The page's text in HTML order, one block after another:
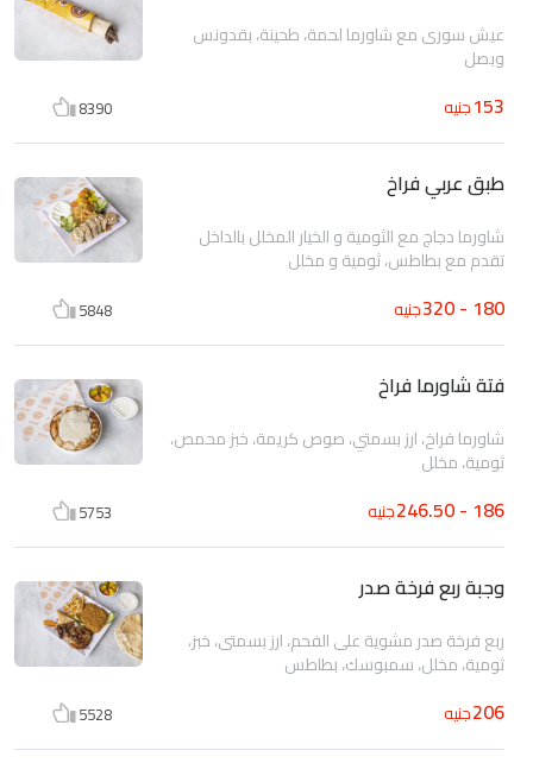
عيش سورى مع شاورما لحمة، طحينة، بقدونس
وبصل
153جنيه 8390
طبق عربي فراخ
شاورما دجاج مع الثومية و الخيار المخلل بالداخل
تقدم مع بطاطس، ثومية و مخلل
180 - 320 جنيه 5848
فتة شاورما فراخ
شاورما فراخ، ارز بسمتي، صوص كريمة، خبز محمص،
ثومية، مخلل
186 - 246.50 جنيه 5753
وجبة ربع فرخة صدر
ربع فرخة صدر مشوية على الفحم، ارز بسمتى، خبز،
ثومية، مخلل، سمبوسك، بطاطس
206جنيه 5528